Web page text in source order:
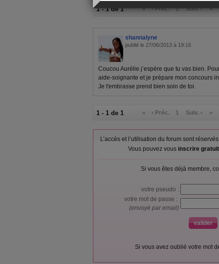
1 - 1 de 1 « ‹ Préc. 1 Suiv. › »
shannalyne
publié le 27/06/2013 à 19:16
Coucou Aurélie j’espère que tu vas bien.
aide-soignante et je prépare mon concours
Je t'embrasse prend bien soin de toi.
1 - 1 de 1 « ‹ Préc. 1 Suiv. › »
L’accès et l’utilisation du forum sont
Vous pouvez vous inscrire
Si vous êtes déjà membre,
votre pseudo :
votre mot de passe :
(envoyé par email)
Si vous avez oublié votre mot